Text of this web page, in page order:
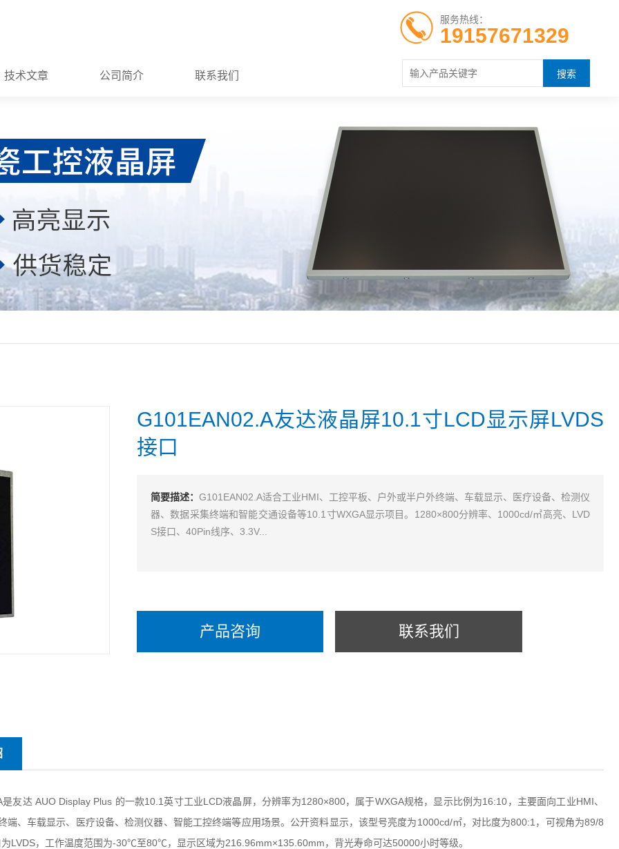
服务热线：
19157671329
技术文章 公司简介 联系我们
G101EAN02.A友达液晶屏10.1寸LCD显示屏LVDS
接口
简要描述： G101EAN02.A适合工业HMI、工控平板、户外或半户外终端、车载显示、医疗设备、检测仪
器、数据采集终端和智能交通设备等10.1寸WXGA显示项目。1280×800分辨率、1000cd/㎡高亮、LVD
S接口、40Pin线序、3.3V...
产品咨询 联系我们
是友达AUO Display Plus 的一款10.1英寸工业LCD液晶屏，分辨率为1280×800，属于WXGA规格，显示比例为16:10，主要面向工业HMI、
端、车载显示、医疗设备、检测仪器、智能工控终端等应用场景。公开资料显示，该型号亮度为1000cd/㎡，对比度为800:1，可视角为89/8
LVDS，工作温度范围为-30℃至80℃，显示区域为216.96mm×135.60mm，背光寿命可达50000小时等级。